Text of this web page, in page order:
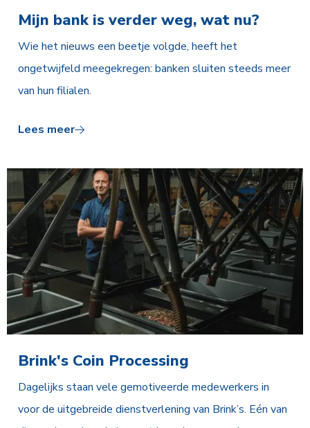
Mijn bank is verder weg, wat nu?
Wie het nieuws een beetje volgde, heeft het
ongetwijfeld meegekregen: banken sluiten steeds meer
van hun filialen.
Lees meer
Brink's Coin Processing
Dagelijks staan vele gemotiveerde medewerkers in
voor de uitgebreide dienstverlening van Brink’s. Eén van